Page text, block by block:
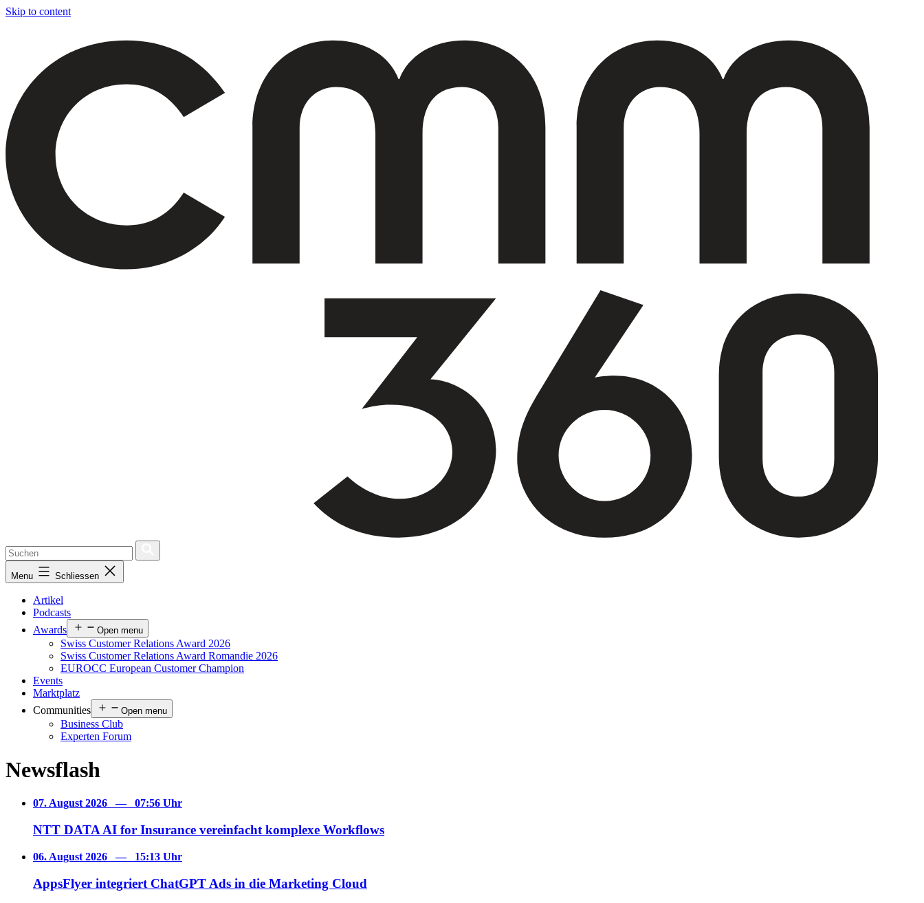
Skip to content
Menu Schliessen
Artikel
Podcasts
Awards
Open menu
Swiss Customer Relations Award 2026
Swiss Customer Relations Award Romandie 2026
EUROCC European Customer Champion
Events
Marktplatz
Communities
Open menu
Business Club
Experten Forum
Newsflash
07. August 2026 — 07:56 Uhr
NTT DATA AI for Insurance vereinfacht komplexe Workflows
06. August 2026 — 15:13 Uhr
AppsFlyer integriert ChatGPT Ads in die Marketing Cloud